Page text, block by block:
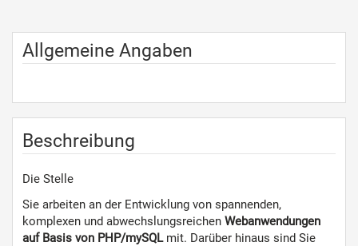
Allgemeine Angaben
Beschreibung
Die Stelle
Sie arbeiten an der Entwicklung von spannenden,
komplexen und abwechslungsreichen Webanwendungen
auf Basis von PHP/mySQLmit. Darüber hinaus sind Sie